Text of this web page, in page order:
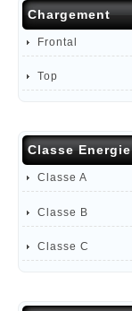
Chargement
Frontal
Top
Classe Energie
Classe A
Classe B
Classe C